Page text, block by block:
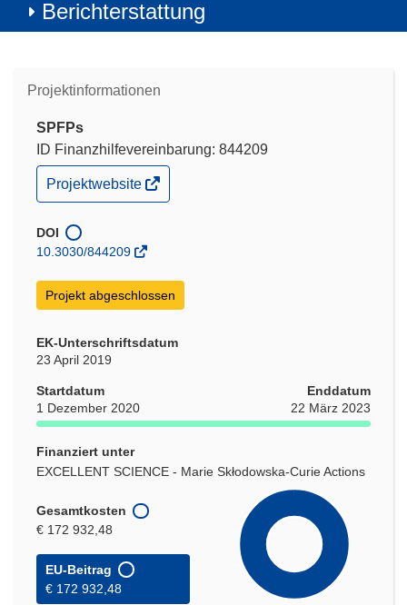
Berichterstattung
Projektinformationen
SPFPs
ID Finanzhilfevereinbarung: 844209
(öffnet
in
Fenster)
Projektwebsite
DOI
10.3030/844209
Projekt abgeschlossen
EK-Unterschriftsdatum
23 April 2019
Startdatum
1 Dezember 2020
Enddatum
22 März 2023
Finanziert unter
EXCELLENT SCIENCE - Marie Skłodowska-Curie Actions
Gesamtkosten
€ 172 932,48
EU-Beitrag
€ 172 932,48